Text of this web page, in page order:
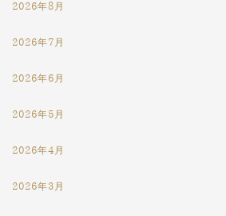
2026年8月
2026年7月
2026年6月
2026年5月
2026年4月
2026年3月